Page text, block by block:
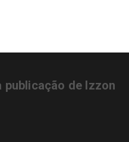
publicação de Izzon